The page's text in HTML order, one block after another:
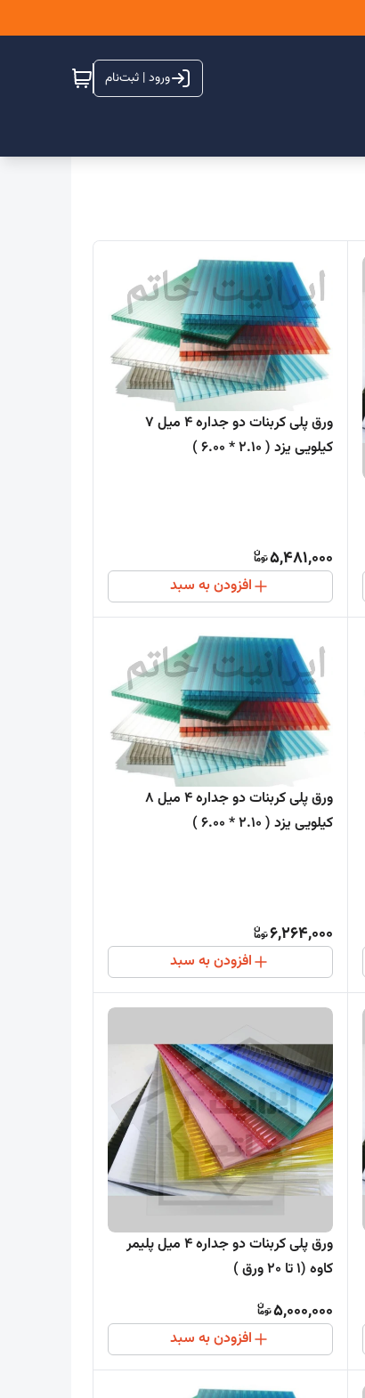
ورود | ثبت‌نام
ورق پلی کربنات دو جداره 4 میل 7
کیلویی یزد ( 2.10 * 6.00 )
5,481,000
افزودن به سبد
ورق پلی کربنات دو جداره 4 میل 8
کیلویی یزد ( 2.10 * 6.00 )
6,264,000
افزودن به سبد
ورق پلی کربنات دو جداره 4 میل پلیمر
کاوه (1 تا 20 ورق )
5,000,000
افزودن به سبد